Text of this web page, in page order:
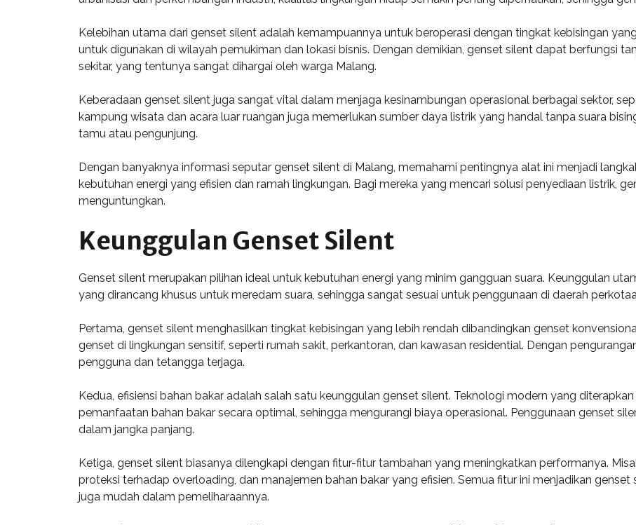
Kelebihan utama dari genset silent adalah kemampuannya untuk beroperasi dengan tingkat kebisingan
untuk digunakan di wilayah pemukiman dan lokasi bisnis. Dengan demikian, genset silent dapat berfungsi
sekitar, yang tentunya sangat dihargai oleh warga Malang.
Keberadaan genset silent juga sangat vital dalam menjaga kesinambungan operasional berbagai sektor,
kampung wisata dan acara luar ruangan juga memerlukan sumber daya listrik yang handal tanpa suara
tamu atau pengunjung.
Dengan banyaknya informasi seputar genset silent di Malang, memahami pentingnya alat ini menjadi
kebutuhan energi yang efisien dan ramah lingkungan. Bagi mereka yang mencari solusi penyediaan listrik,
menguntungkan.
Keunggulan Genset Silent
Genset silent merupakan pilihan ideal untuk kebutuhan energi yang minim gangguan suara. Keunggulan
yang dirancang khusus untuk meredam suara, sehingga sangat sesuai untuk penggunaan di daerah
Pertama, genset silent menghasilkan tingkat kebisingan yang lebih rendah dibandingkan genset
genset di lingkungan sensitif, seperti rumah sakit, perkantoran, dan kawasan residential. Dengan
pengguna dan tetangga terjaga.
Kedua, efisiensi bahan bakar adalah salah satu keunggulan genset silent. Teknologi modern yang
pemanfaatan bahan bakar secara optimal, sehingga mengurangi biaya operasional. Penggunaan genset
dalam jangka panjang.
Ketiga, genset silent biasanya dilengkapi dengan fitur-fitur tambahan yang meningkatkan performanya.
proteksi terhadap overloading, dan manajemen bahan bakar yang efisien. Semua fitur ini menjadikan
juga mudah dalam pemeliharaannya.